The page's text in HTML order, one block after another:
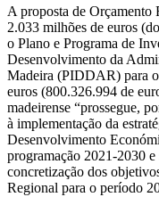
A proposta de
2.033 milhões de euros
o Plano e Programa de
Desenvolvimento da
Madeira (PIDDAR) para
euros (800.326.994 de
madeirense “prossegue,
à implementação da
Desenvolvimento
programação 2021-2030
concretização dos
Regional para o período